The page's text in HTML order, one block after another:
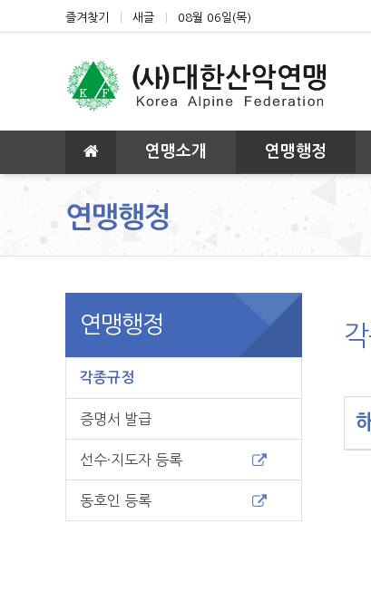
상단 네비
즐겨찾기 새글 08월 06일(목)
메인 메뉴 연맹소개 연맹행정
연맹행정
연맹행정
각종규정
증명서 발급
선수·지도자 등록
동호인 등록